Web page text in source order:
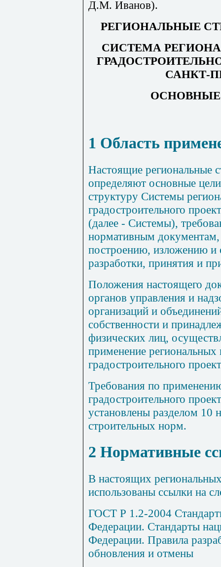
Д.М. Иванов).
РЕГИОНАЛЬНЫЕ
СИСТЕМА
САНКТ-
1 Область
Настоящие региональные
определяют основные
структуру Системы
градостроительного
(далее - Системы),
нормативным
построению, изложению
разработки, принятия и
Положения настоящего
органов управления и
организаций и
собственности и
физических лиц,
применение региональных
градостроительного
Требования по
градостроительного
установлены разделом 10
строительных норм.
2 Нормативные
В настоящих
использованы ссылки на
ГОСТ Р 1.2-2004
Федерации. Стандарты
Федерации. Правила
обновления и отмены